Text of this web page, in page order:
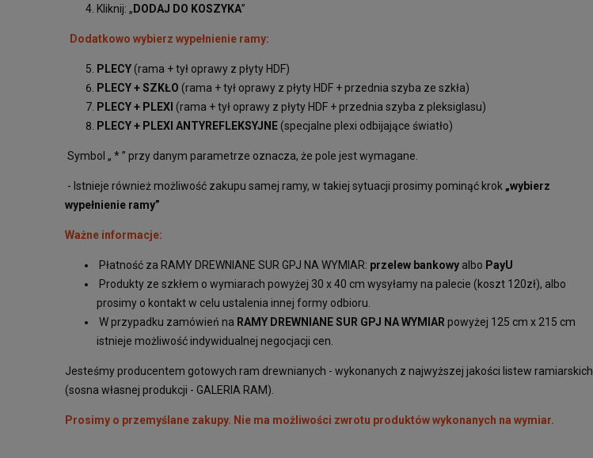
Kliknij: „DODAJ DO KOSZYKA”
Dodatkowo wybierz wypełnienie ramy:
PLECY(rama + tył oprawy z płyty HDF)
PLECY + SZKŁO (rama + tył oprawy z płyty HDF + przednia szyba ze szkła)
PLECY + PLEXI (rama + tył oprawy z płyty HDF + przednia szyba z pleksiglasu)
PLECY + PLEXI ANTYREFLEKSYJNE(specjalne plexi odbijające światło)
Symbol „ * ” przy danym parametrze oznacza, że pole jest wymagane.
- Istnieje również możliwość zakupu samej ramy, w takiej sytuacji prosimy pominąć krok „wybierz
wypełnienie ramy”
Ważne informacje:
Płatność za RAMY DREWNIANE SUR GPJ NA WYMIAR: przelew bankowy albo PayU
Produkty ze szkłem o wymiarach powyżej 30 x 40 cm wysyłamy na palecie (koszt 120zł), albo
prosimy o kontakt w celu ustalenia innej formy odbioru.
W przypadku zamówień na RAMY DREWNIANE SUR GPJ NA WYMIAR powyżej 125 cm x 215 cm
istnieje możliwość indywidualnej negocjacji cen.
Jesteśmy producentem gotowych ram drewnianych - wykonanych z najwyższej jakości listew ramiarskich
(sosna własnej produkcji - GALERIA RAM).
Prosimy o przemyślane zakupy. Nie ma możliwości zwrotu produktów wykonanych na wymiar.